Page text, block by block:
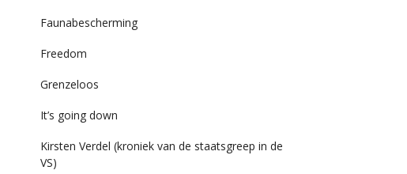
Faunabescherming
Freedom
Grenzeloos
It’s going down
Kirsten Verdel (kroniek van de staatsgreep in de
VS)